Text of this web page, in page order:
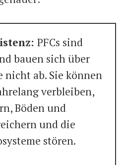
PFCs sind
bauen sich über
nicht ab. Sie können
verbleiben,
Böden und
und die
stören.